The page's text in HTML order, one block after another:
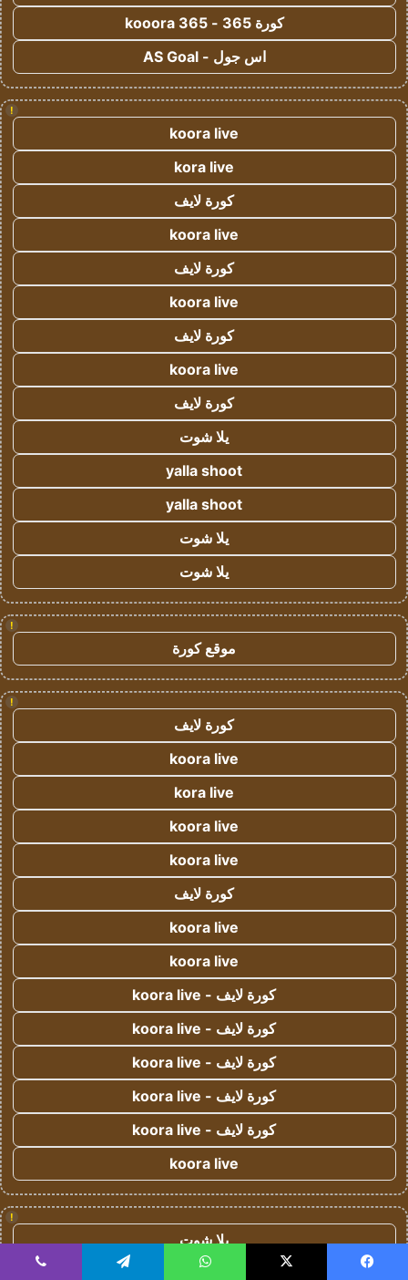
كورة 365 - kooora 365
اس جول - AS Goal
!
koora live
kora live
كورة لايف
koora live
كورة لايف
koora live
كورة لايف
koora live
كورة لايف
يلا شوت
yalla shoot
yalla shoot
يلا شوت
يلا شوت
!
موقع كورة
!
كورة لايف
koora live
kora live
koora live
koora live
كورة لايف
koora live
koora live
كورة لايف - koora live
كورة لايف - koora live
كورة لايف - koora live
كورة لايف - koora live
كورة لايف - koora live
koora live
!
يلا شوت